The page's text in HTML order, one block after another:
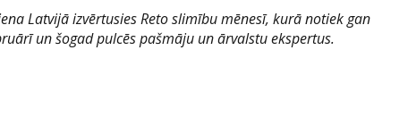
Latvijā izvērtusies Reto slimību mēnesī, kurā notiek gan
un šogad pulcēs pašmāju un ārvalstu ekspertus.